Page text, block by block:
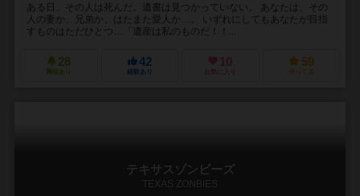
ある日、その人は死んだ。遺書は見つかっていない。 あなたは、その
人の妻か、兄弟か、はたまた愛人か…。 いずれにしてもあなたが目指
すものはただひとつ…「遺産は私のものだ！！...
28
興味あり
42
経験あり
10
お気に入り
59
持ってる
テキサスゾンビーズ
TEXAS ZONBIES